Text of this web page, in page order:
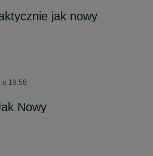
jak nowy
o 19:58
Nowy